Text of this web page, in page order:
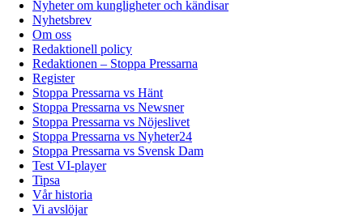
Nyheter om kungligheter och kändisar
Nyhetsbrev
Om oss
Redaktionell policy
Redaktionen – Stoppa Pressarna
Register
Stoppa Pressarna vs Hänt
Stoppa Pressarna vs Newsner
Stoppa Pressarna vs Nöjeslivet
Stoppa Pressarna vs Nyheter24
Stoppa Pressarna vs Svensk Dam
Test VI-player
Tipsa
Vår historia
Vi avslöjar